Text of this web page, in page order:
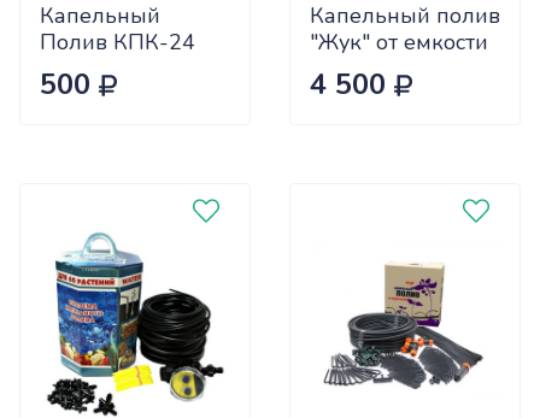
Капельный
Полив КПК-24
комплект
500
Капельный полив
"Жук" от емкости
30 растений
"Парниковый" с
4 500